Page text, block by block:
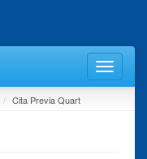
Cita Previa Quart